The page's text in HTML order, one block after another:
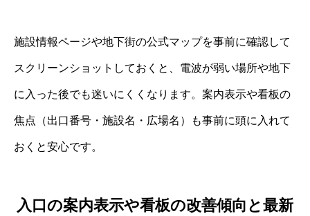
施設情報ページや地下街の公式マップを事前に確認して
スクリーンショットしておくと、電波が弱い場所や地下
に入った後でも迷いにくくなります。案内表示や看板の
焦点（出口番号・施設名・広場名）も事前に頭に入れて
おくと安心です。
入口の案内表示や看板の改善傾向と最新